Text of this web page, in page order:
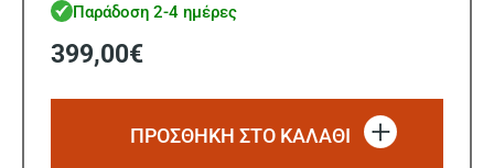
Παράδοση 2-4 ημέρες
399,00€
ΠΡΟΣΘΗΚΗ ΣΤΟ ΚΑΛΑΘΙ